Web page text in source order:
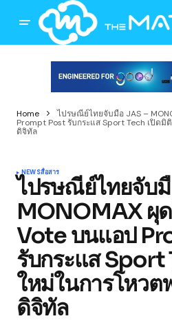
Home
ไปรษณีย์ไทยจับมือ JAS –
Prompt Post รับกระแส Sport Tech เปิดมิ
ดิจิทัล
NEWSสื่อสาร
ไปรษณีย์ไทยจับ
MONOMAX ผุ
Vote บนแอป
รับกระแส Sport
ใหม่ในการโหวต
ดิจิทัล